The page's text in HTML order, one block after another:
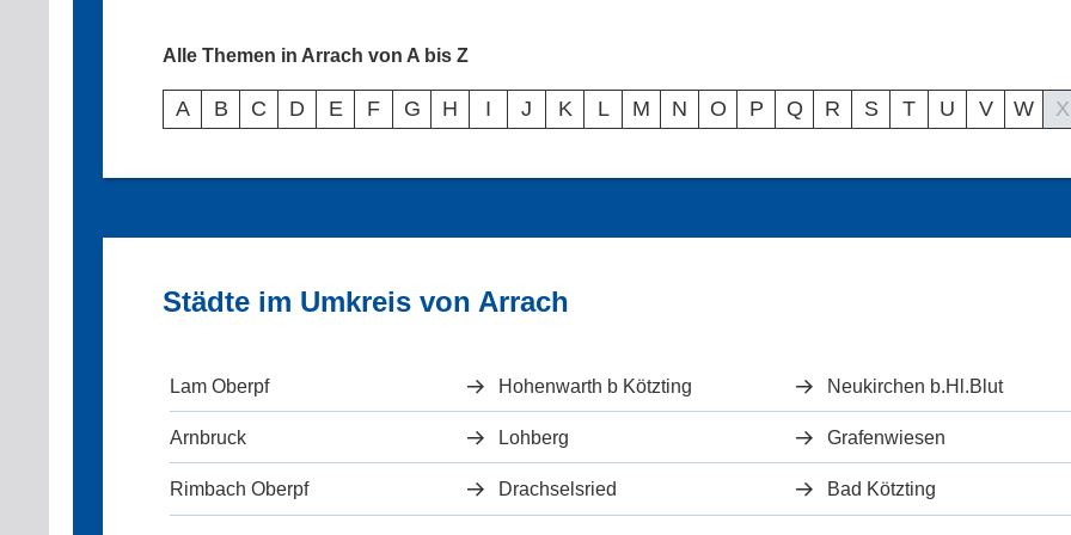
Alle Themen in Arrach von A bis Z
A B C D E F G H I J K L M N O P Q R S T U V W X
Städte im Umkreis von Arrach
Lam Oberpf Hohenwarth b Kötzting Neukirchen b.Hl.Blut
Arnbruck Lohberg Grafenwiesen
Rimbach Oberpf Drachselsried Bad Kötzting